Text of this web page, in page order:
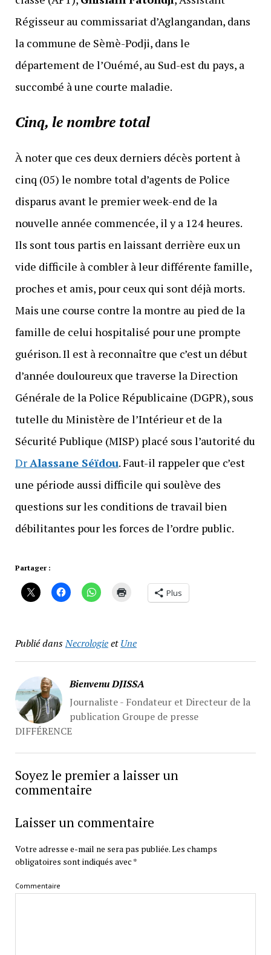
Régisseur au commissariat d’Aglangandan, dans
la commune de Sèmè-Podji, dans le
département de l’Ouémé, au Sud-est du pays, a
succombé à une courte maladie.
Cinq, le nombre total
À noter que ces deux derniers décès portent à
cinq (05) le nombre total d’agents de Police
disparus avant le premier week-end de la
nouvelle année commencée, il y a 124 heures.
Ils sont tous partis en laissant derrière eux un
vide difficile à combler à leur différente famille,
proches et amis, pour ceux qui sont déjà morts.
Mais une course contre la montre au pied de la
famille de celui hospitalisé pour une prompte
guérison. Il est à reconnaître que c’est un début
d’année douloureux que traverse la Direction
Générale de la Police Républicaine (DGPR), sous
tutelle du Ministère de l’Intérieur et de la
Sécurité Publique (MISP) placé sous l’autorité du
Dr Alassane Séïdou. Faut-il rappeler que c’est
une période aussi difficile qui soulève des
questions sur les conditions de travail bien
débilitantes pour les forces de l’ordre public.
Partager :
Plus
Publié dansNecrologieetUne
Bienvenu DJISSA
Journaliste - Fondateur et Directeur de la
publication Groupe de presse
DIFFÉRENCE
Soyez le premier a laisser un
commentaire
Laisser un commentaire
Votre adresse e-mail ne sera pas publiée.Les champs
obligatoires sont indiqués avec *
Commentaire